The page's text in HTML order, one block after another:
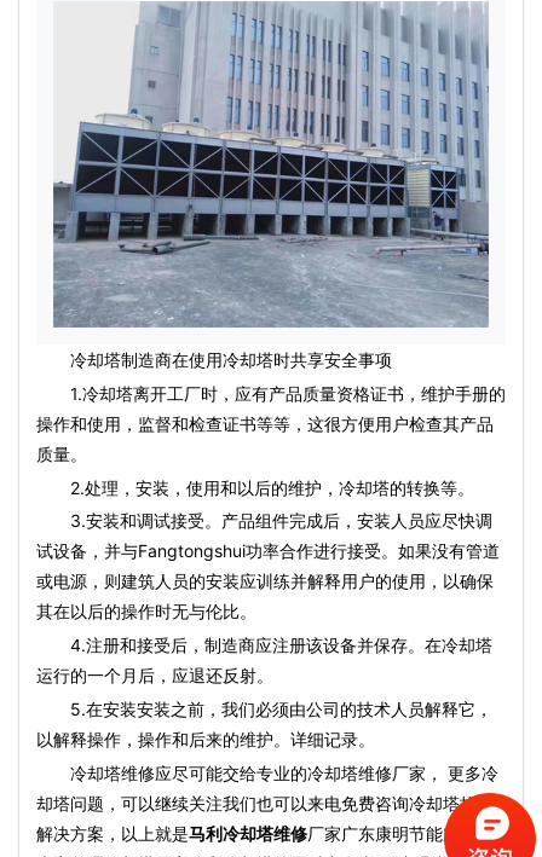
冷却塔制造商在使用冷却塔时共享安全事项
1.冷却塔离开工厂时，应有产品质量资格证书，维护手册的
操作和使用，监督和检查证书等等，这很方便用户检查其产品
质量。
2.处理，安装，使用和以后的维护，冷却塔的转换等。
3.安装和调试接受。产品组件完成后，安装人员应尽快调
试设备，并与Fangtongshui功率合作进行接受。如果没有管道
或电源，则建筑人员的安装应训练并解释用户的使用，以确保
其在以后的操作时无与伦比。
4.注册和接受后，制造商应注册该设备并保存。在冷却塔
运行的一个月后，应退还反射。
5.在安装安装之前，我们必须由公司的技术人员解释它，
以解释操作，操作和后来的维护。详细记录。
冷却塔维修应尽可能交给专业的冷却塔维修厂家， 更多冷
却塔问题，可以继续关注我们也可以来电免费咨询冷却塔故障
解决方案，以上就是马利冷却塔维修厂家广东康明节能空调为